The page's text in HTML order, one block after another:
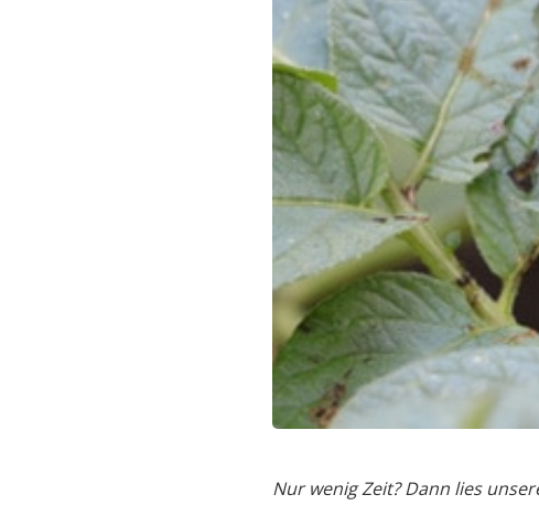
Nur wenig Zeit? Dann lies